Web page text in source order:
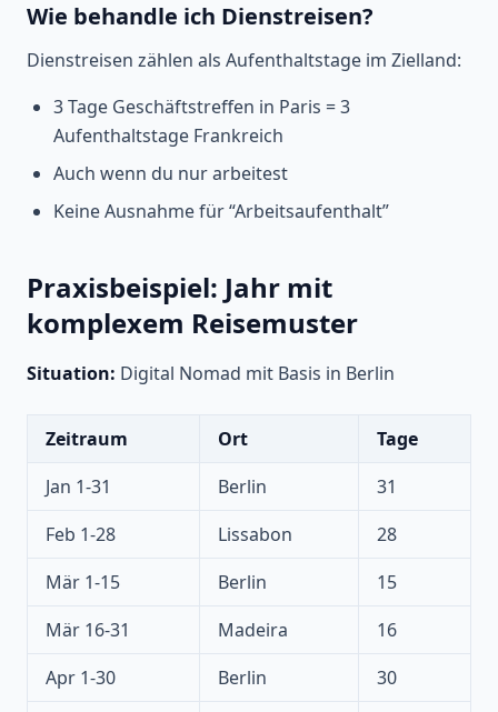
Wie behandle ich Dienstreisen?
Dienstreisen zählen als Aufenthaltstage im Zielland:
3 Tage Geschäftstreffen in Paris = 3
Aufenthaltstage Frankreich
Auch wenn du nur arbeitest
Keine Ausnahme für “Arbeitsaufenthalt”
Praxisbeispiel: Jahr mit
komplexem Reisemuster
Situation: Digital Nomad mit Basis in Berlin
Zeitraum Ort
Tage
Jan 1-31
Berlin
31
Feb 1-28
Lissabon
28
Mär 1-15
Berlin
15
Mär 16-31
Madeira
16
Apr 1-30
Berlin
30